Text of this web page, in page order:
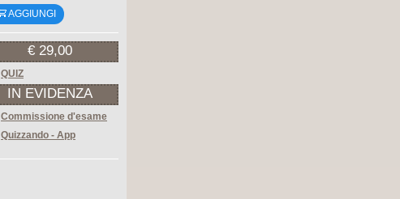
AGGIUNGI
€ 29,00
QUIZ
IN EVIDENZA
Commissione d'esame
Quizzando - App